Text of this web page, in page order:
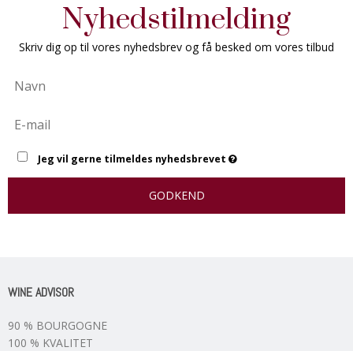
Nyhedstilmelding
Skriv dig op til vores nyhedsbrev og få besked om vores tilbud
Jeg vil gerne tilmeldes nyhedsbrevet
GODKEND
WINE ADVISOR
90 % BOURGOGNE
100 % KVALITET